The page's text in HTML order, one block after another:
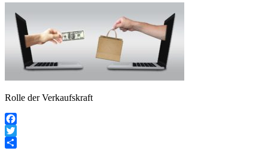
Rolle der Verkaufskraft
Facebook
Twitter